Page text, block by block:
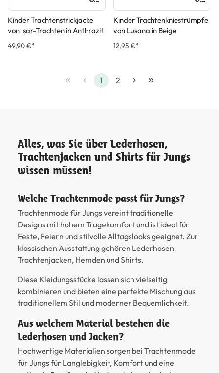
Kinder Trachtenstrickjacke
von Isar-Trachten in Anthrazit
49,90 €*
Kinder Trachtenkniestrümpfe
von Lusana in Beige
12,95 €*
1 2
Alles, was Sie über Lederhosen,
Trachtenjacken und Shirts für Jungs
wissen müssen!
Welche Trachtenmode passt für Jungs?
Trachtenmode für Jungs vereint traditionelle
Designs mit hohem Tragekomfort und ist ideal für
Feste, Feiern und stilvolle Alltagslooks geeignet. Zur
klassischen Ausstattung gehören Lederhosen,
Trachtenjacken, Hemden und Shirts.
Diese Kleidungsstücke lassen sich vielseitig
kombinieren und bieten eine perfekte Mischung aus
traditionellem Stil und moderner Bequemlichkeit.
Aus welchem Material bestehen die
Lederhosen und Jacken?
Hochwertige Materialien sorgen bei Trachtenmode
für Jungs für Langlebigkeit, Komfort und eine